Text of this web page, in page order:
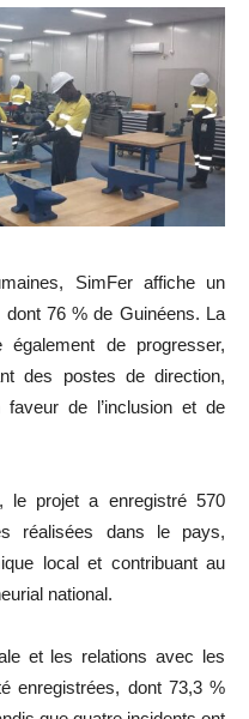
SimFer affiche un
76 % de Guinéens. La
également de progresser,
des postes de direction,
faveur de l’inclusion et de
le projet a enregistré 570
réalisées dans le pays,
local et contribuant au
national.
et les relations avec les
enregistrées, dont 73,3 %